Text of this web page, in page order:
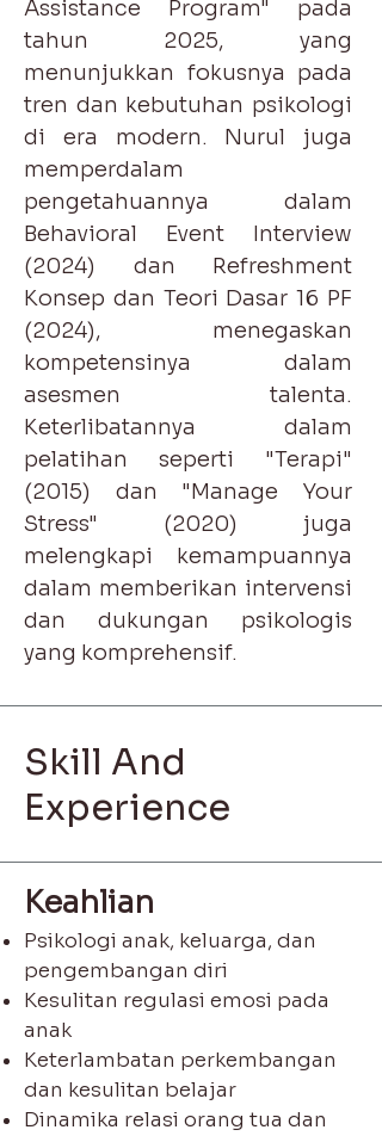
Assistance Program" pada
tahun 2025, yang
menunjukkan fokusnya pada
tren dan kebutuhan psikologi
di era modern. Nurul juga
memperdalam
pengetahuannya dalam
Behavioral Event Interview
(2024) dan Refreshment
Konsep dan Teori Dasar 16 PF
(2024), menegaskan
kompetensinya dalam
asesmen talenta.
Keterlibatannya dalam
pelatihan seperti "Terapi"
(2015) dan "Manage Your
Stress" (2020) juga
melengkapi kemampuannya
dalam memberikan intervensi
dan dukungan psikologis
yang komprehensif.
Skill And
Experience
Keahlian
Psikologi anak, keluarga, dan
pengembangan diri
Kesulitan regulasi emosi pada
anak
Keterlambatan perkembangan
dan kesulitan belajar
Dinamika relasi orang tua dan